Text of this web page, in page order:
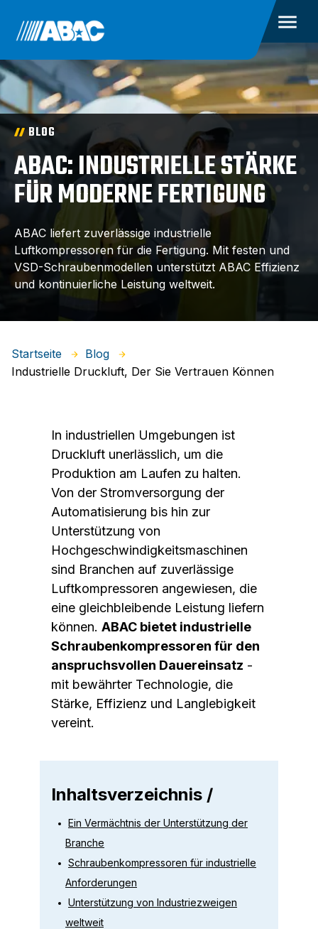
BLOG
ABAC: INDUSTRIELLE STÄRKE
FÜR MODERNE FERTIGUNG
ABAC liefert zuverlässige industrielle
Luftkompressoren für die Fertigung. Mit festen und
VSD-Schraubenmodellen unterstützt ABAC Effizienz
und kontinuierliche Leistung weltweit.
Startseite
Blog
Industrielle Druckluft, Der Sie Vertrauen Können
In industriellen Umgebungen ist
Druckluft unerlässlich, um die
Produktion am Laufen zu halten.
Von der Stromversorgung der
Automatisierung bis hin zur
Unterstützung von
Hochgeschwindigkeitsmaschinen
sind Branchen auf zuverlässige
Luftkompressoren angewiesen, die
eine gleichbleibende Leistung liefern
können. ABAC bietet industrielle
Schraubenkompressoren für den
anspruchsvollen Dauereinsatz -
mit bewährter Technologie, die
Stärke, Effizienz und Langlebigkeit
vereint.
Inhaltsverzeichnis /
Ein Vermächtnis der Unterstützung der
Branche
Schraubenkompressoren für industrielle
Anforderungen
Unterstützung von Industriezweigen
weltweit